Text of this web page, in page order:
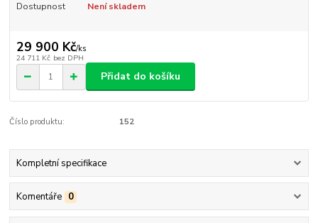
Dostupnost Není skladem
29 900 Kč/ks
24 711 Kč bez DPH
Přidat do košíku
Číslo produktu: 152
Kompletní specifikace
Komentáře 0